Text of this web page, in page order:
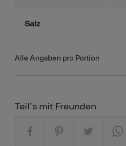
Salz
Alle Angaben pro Portion
Teil's mit Freunden